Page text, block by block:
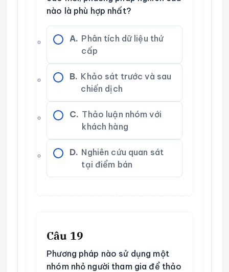
nào là phù hợp nhất?
A. Phân tích dữ liệu thứ
cấp
B. Khảo sát trước và sau
chiến dịch
C. Thảo luận nhóm với
khách hàng
D. Nghiên cứu quan sát
tại điểm bán
Câu 19
Phương pháp nào sử dụng một
nhóm nhỏ người tham gia để thảo